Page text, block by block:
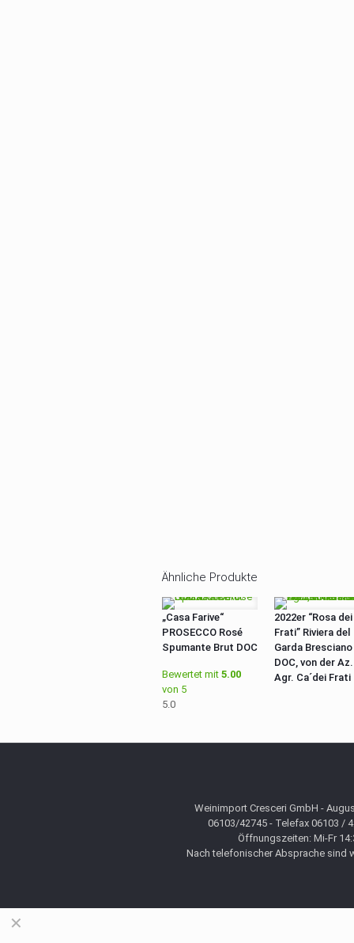
Ähnliche Produkte
„Casa Farive“
PROSECCO Rosé
Spumante Brut DOC
Bewertet mit 5.00
von 5
5.0
2022er “Rosa dei
Frati” Riviera del
Garda Bresciano
DOC, von der Az.
Agr. Ca´dei Frati
Weinimport Cresceri GmbH -
06103/42745 - Telefax 06103 /
Öffnungszeiten: Mi-Fr
Nach telefonischer Absprache sind
✕